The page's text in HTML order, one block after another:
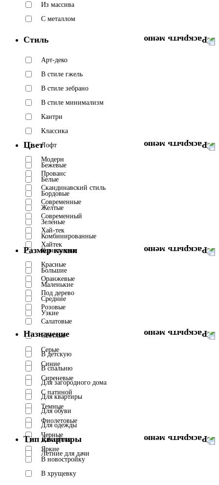
Из массива
С металлом
Стиль
Арт-деко
В стиле гжель
В стиле зебрано
В стиле минимализм
Кантри
Классика
Лофт
Модерн
Прованс
Скандинавский стиль
Современные
Современный
Хай-тек
Хайтек
Цвет
Бежевые
Белые
Бордовые
Желтые
Зеленые
Комбинированные
Коричневые
Красные
Оранжевые
Под дерево
Розовые
Салатовые
Светлые
Серые
Синие
Сиреневые
С патиной
Темные
Фиолетовые
Черные
Яркие
Размер кухни
Большие
Маленькие
Средние
Узкие
Назначение
В детскую
В спальню
Для загородного дома
Для квартиры
Для обуви
Для одежды
Для офиса
Летние для дачи
Тип квартиры
В новостройку
В хрущевку